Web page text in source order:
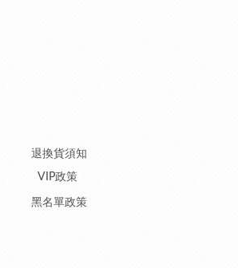
退換貨須知
VIP政策
黑名單政策